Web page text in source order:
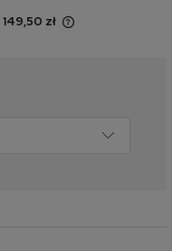
149,50 zł